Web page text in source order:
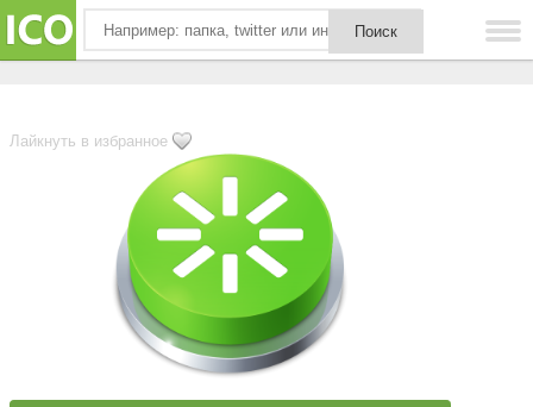
Лайкнуть в избранное